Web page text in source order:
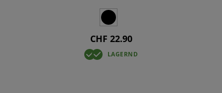
CHF 22.90
LAGERND